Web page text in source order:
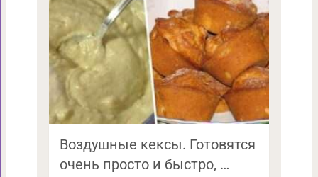
Воздушные кексы. Готовятся
очень просто и быстро, …